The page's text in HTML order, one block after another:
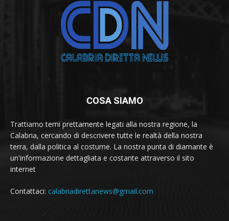
COSA SIAMO
Trattiamo temi prettamente legati alla nostra regione, la
Calabria, cercando di descrivere tutte le realtà della nostra
terra, dalla politica al costume. La nostra punta di diamante è
un'informazione dettagliata e costante attraverso il sito
internet
Contattaci: calabriadirettanews@gmail.com